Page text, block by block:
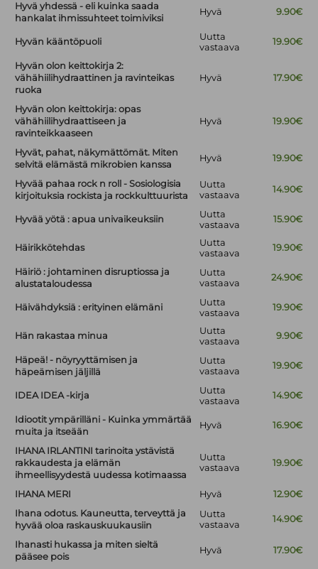
Hyvä yhdessä - eli kuinka saada
hankalat ihmissuhteet toimiviksi
Hyvä 9.90€
Hyvän kääntöpuoli
Uutta
vastaava
19.90€
Hyvän olon keittokirja 2:
vähähiilihydraattinen ja ravinteikas
ruoka
Hyvä 17.90€
Hyvän olon keittokirja: opas
vähähiilihydraattiseen ja
ravinteikkaaseen
Hyvä 19.90€
Hyvät, pahat, näkymättömät. Miten
selvitä elämästä mikrobien kanssa
Hyvä 19.90€
Hyvää pahaa rock n roll - Sosiologisia
kirjoituksia rockista ja rockkulttuurista
Uutta
vastaava
14.90€
Hyvää yötä : apua univaikeuksiin
Uutta
vastaava
15.90€
Häirikkötehdas
Uutta
vastaava
19.90€
Häiriö : johtaminen disruptiossa ja
alustataloudessa
Uutta
vastaava
24.90€
Häivähdyksiä : erityinen elämäni
Uutta
vastaava
19.90€
Hän rakastaa minua
Uutta
vastaava
9.90€
Häpeä! - nöyryyttämisen ja
häpeämisen jäljillä
Uutta
vastaava
19.90€
IDEA IDEA -kirja
Uutta
vastaava
14.90€
Idiootit ympärilläni - Kuinka ymmärtää
muita ja itseään
Hyvä 16.90€
IHANA IRLANTINI tarinoita ystävistä
rakkaudesta ja elämän
ihmeellisyydestä uudessa kotimaassa
Uutta
vastaava
19.90€
IHANA MERI Hyvä
12.90€
Ihana odotus. Kauneutta, terveyttä ja
hyvää oloa raskauskuukausiin
Uutta
vastaava
14.90€
Ihanasti hukassa ja miten sieltä
pääsee pois
Hyvä 17.90€